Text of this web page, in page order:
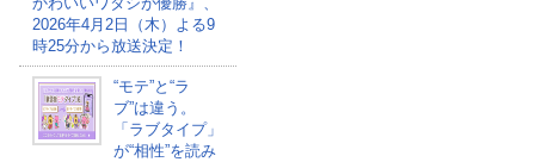
2026年4月2日（木）よる9
時25分から放送決定！
“モテ”と“ラ
ブ”は違う。
「ラブタイプ」
が“相性”を読み